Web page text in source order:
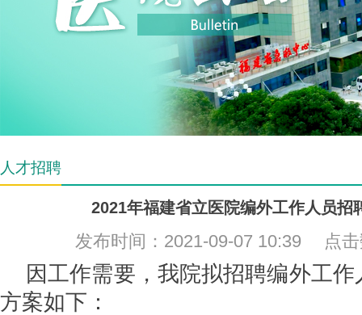
人才招聘
2021年福建省立医院编外工作人员招
发布时间：2021-09-07 10:39 点
因工作需要，我院拟招聘编外工作
方案如下：